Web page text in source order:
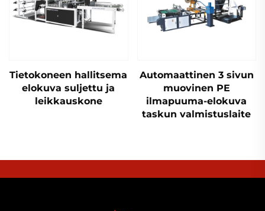
Tietokoneen hallitsema
elokuva suljettu ja
leikkauskone
Automaattinen 3 sivun
muovinen PE
ilmapuuma-elokuva
taskun valmistuslaite